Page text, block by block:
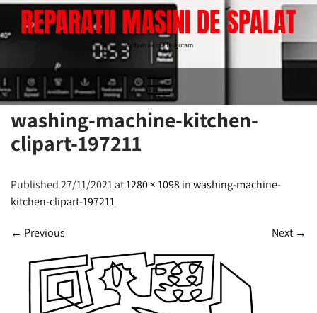
Skip
contentREPARATII MASINI DE SPALAT
Suntem aici sa te ajutam
washing-machine-kitchen-
clipart-197211
Published 27/11/2021 at1280 × 1098inwashing-machine-
kitchen-clipart-197211
← Previous Next →